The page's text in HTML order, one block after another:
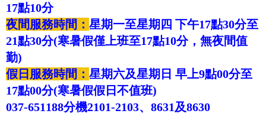
17點10分
夜間服務時間： 星期一至星期四 下午17點30分至
21點30分(寒暑假僅上班至17點10分，無夜間值
勤)
假日服務時間： 星期六及星期日 早上9點00分至
17點00分(寒暑假假日不值班)
037-651188分機2101-2103、8631及8630